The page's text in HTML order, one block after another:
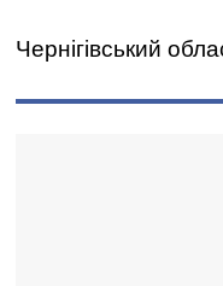
Чернігівський